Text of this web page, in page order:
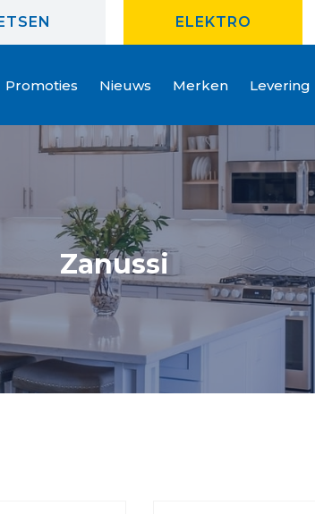
ELEKTRO
Promoties Nieuws Merken Levering
Zanussi